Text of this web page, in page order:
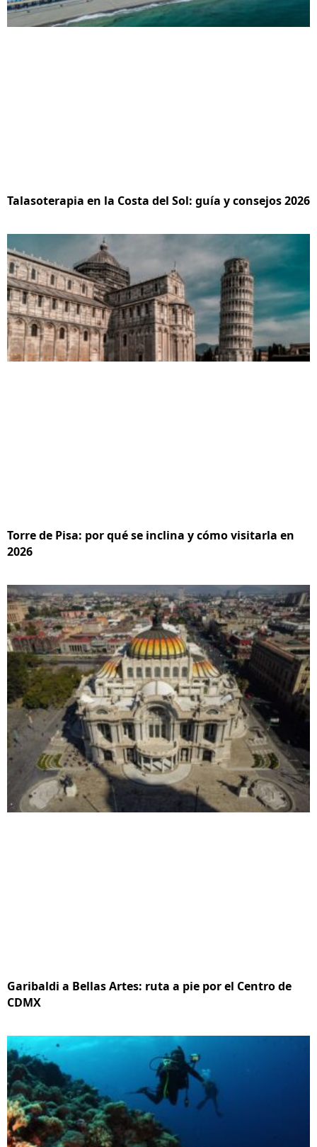
Talasoterapia en la Costa del Sol: guía y consejos 2026
Torre de Pisa: por qué se inclina y cómo visitarla en
2026
Garibaldi a Bellas Artes: ruta a pie por el Centro de
CDMX